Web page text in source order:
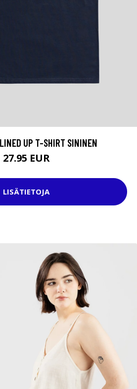
UP T-SHIRT SININEN
27.95 EUR
LISÄTIETOJA